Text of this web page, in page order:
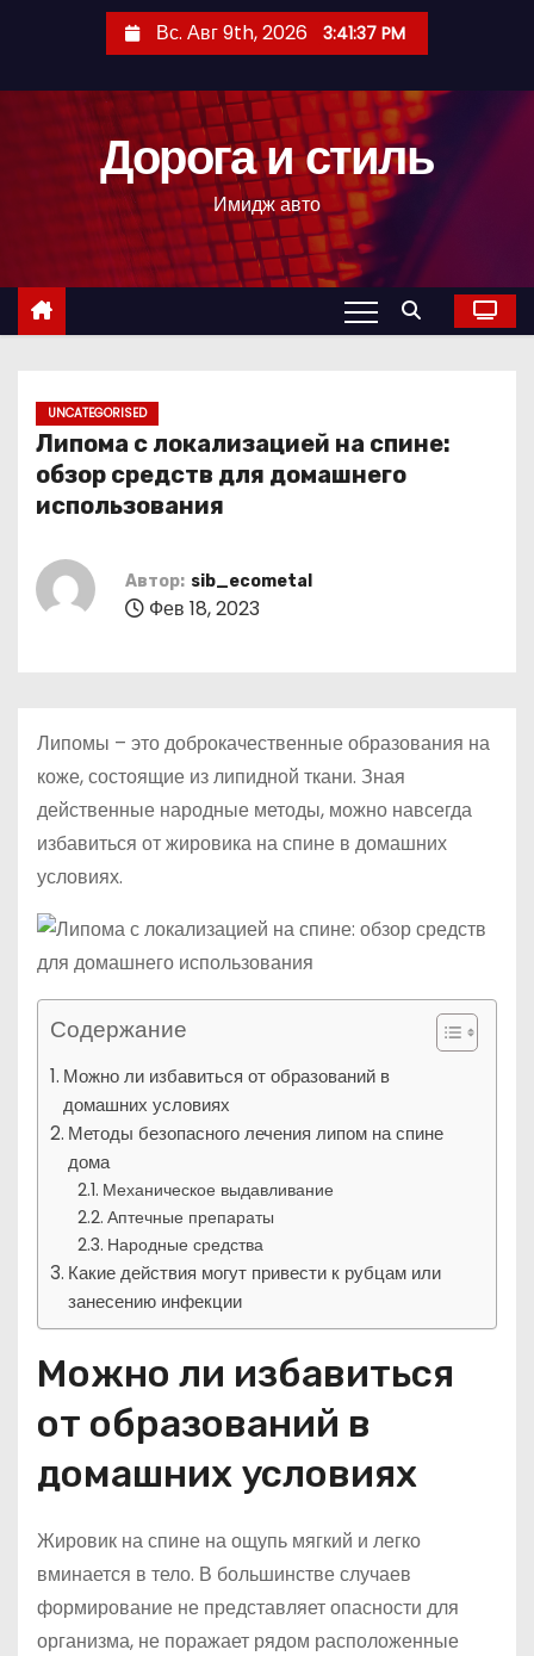
с
Вс. Авг 9th, 2026 3:41:38 PM
Дорога и стиль
Имидж авто
UNCATEGORISED
Липома с локализацией на спине:
обзор средств для домашнего
использования
Автор: sib_ecometal
Фев 18, 2023
Липомы – это доброкачественные образования на
коже, состоящие из липидной ткани. Зная
действенные народные методы, можно навсегда
избавиться от жировика на спине в домашних
условиях.
Содержание
Можно ли избавиться от образований в
домашних условиях
Методы безопасного лечения липом на спине
дома
Механическое выдавливание
Аптечные препараты
Народные средства
Какие действия могут привести к рубцам или
занесению инфекции
Можно ли избавиться
от образований в
домашних условиях
Жировик на спине на ощупь мягкий и легко
вминается в тело. В большинстве случаев
формирование не представляет опасности для
организма, не поражает рядом расположенные